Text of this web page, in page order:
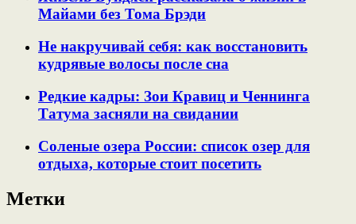
Майами без Тома Брэди
Не накручивай себя: как восстановить
кудрявые волосы после сна
Редкие кадры: Зои Кравиц и Ченнинга
Татума засняли на свидании
Соленые озера России: список озер для
отдыха, которые стоит посетить
Метки